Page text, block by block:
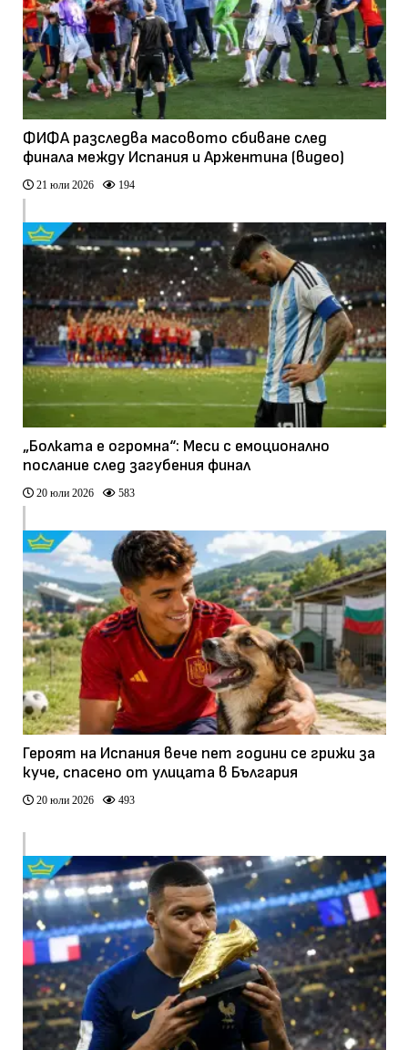
ФИФА разследва масовото сбиване след
финала между Испания и Аржентина (видео)
21 юли 2026 194
„Болката е огромна“: Меси с емоционално
послание след загубения финал
20 юли 2026 583
Героят на Испания вече пет години се грижи за
куче, спасено от улицата в България
20 юли 2026 493